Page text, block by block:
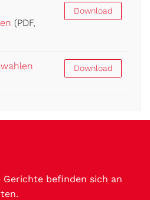
(PDF,
Download
Download
Gerichte befinden sich an